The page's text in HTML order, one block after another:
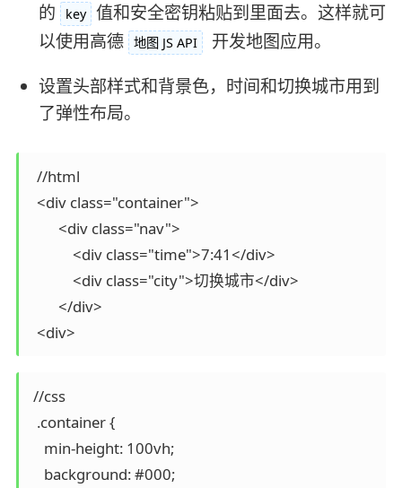
的
key
值和安全密钥粘贴到里面去。这样就可
以使用高德 地图 JS API
开发地图应用。
设置头部样式和背景色，时间和切换城市用到
了弹性布局。
  //html
  <div class="container">
        <div class="nav">
            <div class="time">7:41</div>
            <div class="city">切换城市</div>
        </div>
  <div>
//css
  .container {
    min-height: 100vh;
    background: #000;